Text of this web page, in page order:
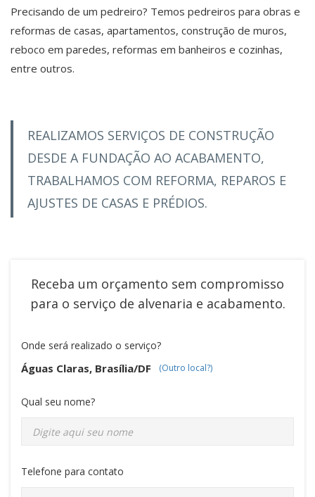
Precisando de um pedreiro? Temos pedreiros para obras e
reformas de casas, apartamentos, construção de muros,
reboco em paredes, reformas em banheiros e cozinhas,
entre outros.
REALIZAMOS SERVIÇOS DE CONSTRUÇÃO
DESDE A FUNDAÇÃO AO ACABAMENTO,
TRABALHAMOS COM REFORMA, REPAROS E
AJUSTES DE CASAS E PRÉDIOS.
Receba um orçamento sem compromisso
para o serviço de alvenaria e acabamento.
Onde será realizado o serviço?
Águas Claras, Brasília/DF (Outro local?)
Qual seu nome?
Telefone para contato